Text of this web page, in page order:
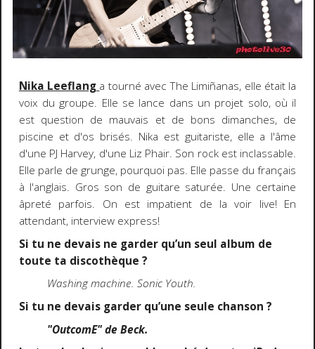
Nika Leeflang a tourné avec The Limiñanas, elle était la
voix du groupe. Elle se lance dans un projet solo, où il
est question de mauvais et de bons dimanches, de
piscine et d'os brisés. Nika est guitariste, elle a l'âme
d'une PJ Harvey, d'une Liz Phair. Son rock est inclassable.
Elle parle de grunge, pourquoi pas. Elle passe du français
à l'anglais. Gros son de guitare saturée. Une certaine
âpreté parfois. On est impatient de la voir live! En
attendant, interview express!
Si tu ne devais ne garder qu’un seul album de
toute ta discothèque ?
Washing machine. Sonic Youth.
Si tu ne devais garder qu’une seule chanson ?
"OutcomE" de Beck.